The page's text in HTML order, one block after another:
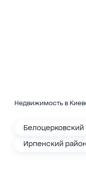
Недвижимость в
Белоцерковский
Ирпенский район